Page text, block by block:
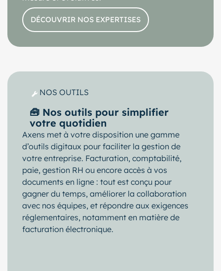
DÉCOUVRIR NOS EXPERTISES
NOS OUTILS
🧰 Nos outils pour simplifier
votre quotidien
Axens met à votre disposition une gamme
d’outils digitaux pour faciliter la gestion de
votre entreprise. Facturation, comptabilité,
paie, gestion RH ou encore accès à vos
documents en ligne : tout est conçu pour
gagner du temps, améliorer la collaboration
avec nos équipes, et répondre aux exigences
réglementaires, notamment en matière de
facturation électronique.